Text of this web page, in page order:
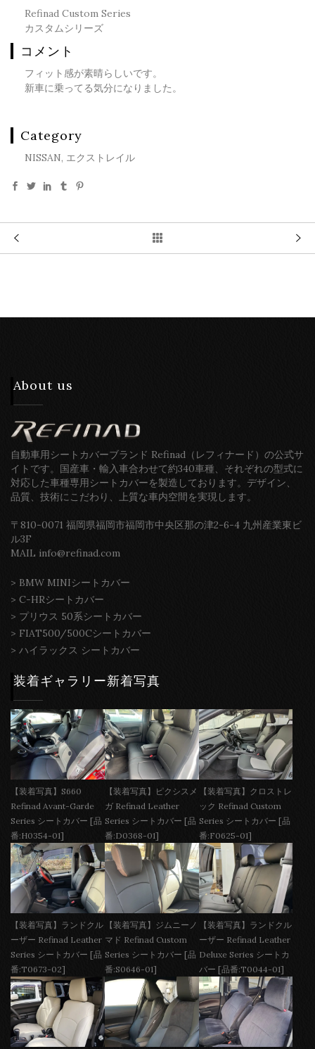
Refinad Custom Series
カスタムシリーズ
コメント
フィット感が素晴らしいです。
新車に乗ってる気分になりました。
Category
NISSAN, エクストレイル
About us
自動車用シートカバーブランド Refinad（レフィナード）の公式サ
イトです。国産車・輸入車合わせて約340車種、それぞれの型式に
対応した車種専用シートカバーを製造しております。デザイン、
品質、技術にこだわり、上質な車内空間を実現します。
〒810-0071 福岡県福岡市福岡市中央区那の津2-6-4 九州産業東ビ
ル3F
MAIL info@refinad.com
> BMW MINIシートカバー
> C-HRシートカバー
> プリウス 50系シートカバー
> FIAT500/500Cシートカバー
> ハイラックス シートカバー
装着ギャラリー新着写真
【装着写真】S660
Refinad Avant-Garde
Series シートカバー [品
番:H0354-01]
【装着写真】ピクシスメ
ガ Refinad Leather
Series シートカバー [品
番:D0368-01]
【装着写真】クロストレ
ック Refinad Custom
Series シートカバー [品
番:F0625-01]
【装着写真】ランドクル
ーザー Refinad Leather
Series シートカバー [品
番:T0673-02]
【装着写真】ジムニーノ
マド Refinad Custom
Series シートカバー [品
番:S0646-01]
【装着写真】ランドクル
ーザー Refinad Leather
Deluxe Series シートカ
バー [品番:T0044-01]